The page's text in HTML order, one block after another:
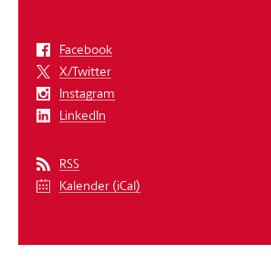
Facebook
X/Twitter
Instagram
LinkedIn
RSS
Kalender (iCal)